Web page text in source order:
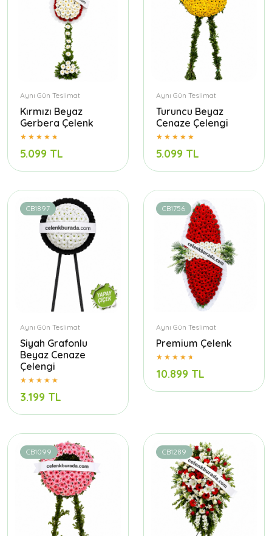
Aynı Gün Teslimat
Kırmızı Beyaz
Gerbera Çelenk
5.099 TL
Aynı Gün Teslimat
Turuncu Beyaz
Cenaze Çelengi
5.099 TL
CB1897
Aynı Gün Teslimat
Siyah Grafonlu
Beyaz Cenaze
Çelengi
3.199 TL
CB1756
Aynı Gün Teslimat
Premium Çelenk
10.899 TL
CB1099 CB1289